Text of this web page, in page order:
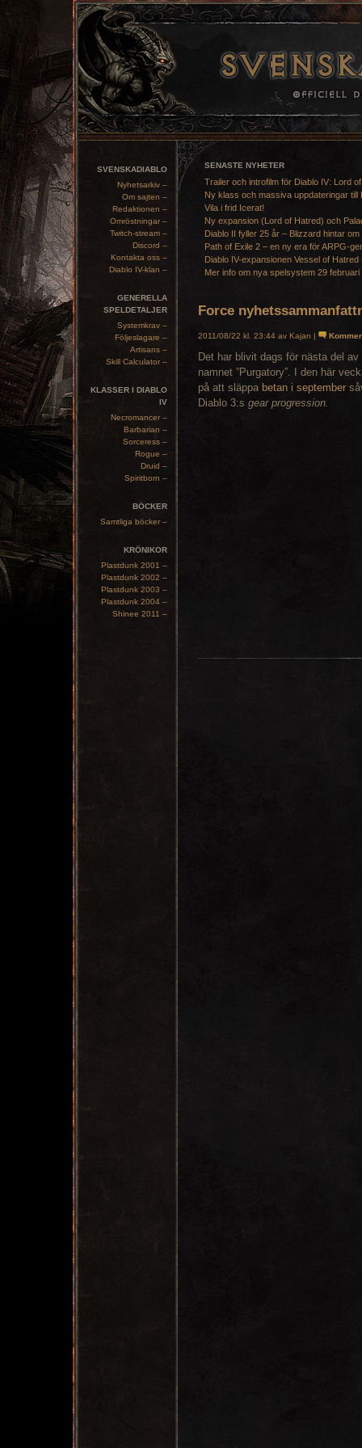
SVENSKADIABLO
Nyhetsarkiv –
Om sajten –
Redaktionen –
Omröstningar –
Twitch-stream –
Discord –
Kontakta oss –
Diablo IV-klan –
GENERELLA
SPELDETALJER
Systemkrav –
Följeslagare –
Artisans –
Skill Calculator –
KLASSER I DIABLO
IV
Necromancer –
Barbarian –
Sorceress –
Rogue –
Druid –
Spiritborn –
BÖCKER
Samtliga böcker –
KRÖNIKOR
Plastdunk 2001 –
Plastdunk 2002 –
Plastdunk 2003 –
Plastdunk 2004 –
Shinee 2011 –
SENASTE NYHETER
Trailer och introfilm för Diablo IV: Lord
Ny klass och massiva uppdateringar till
Vila i frid Icerat!
Ny expansion (Lord of Hatred) och
Diablo II fyller 25 år – Blizzard hintar om
Path of Exile 2 – en ny era för ARPG-
Diablo IV-expansionen Vessel of
Mer info om nya spelsystem 29 februari
Force
2011/08/22 kl. 23:44 av Kajan |
Det har blivit dags för nästa del
namnet ”Purgatory”. I den här
på att släppa betan i september
Diablo 3:s gear progression.